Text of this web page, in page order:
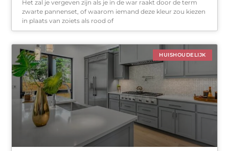
Het zal je vergeven zijn als je in de war raakt door de term
zwarte pannenset, of waarom iemand deze kleur zou kiezen
in plaats van zoiets als rood of
HUISHOUDELIJK